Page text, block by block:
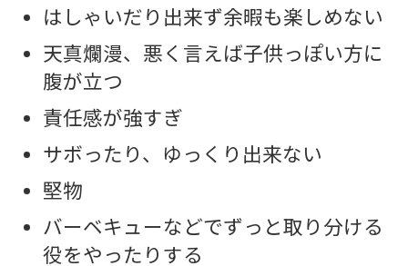
はしゃいだり出来ず余暇も楽しめない
天真爛漫、悪く言えば子供っぽい方に
腹が立つ
責任感が強すぎ
サボったり、ゆっくり出来ない
堅物
バーベキューなどでずっと取り分ける
役をやったりする